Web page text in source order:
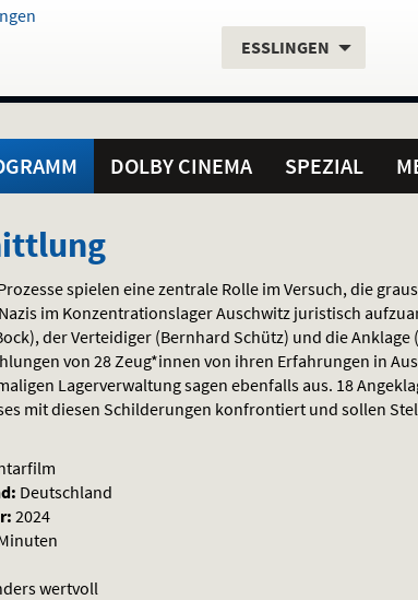
Aktueller
ESSLINGEN
DOLBY CINEMA SPEZIAL
spielen eine zentrale Rolle im Versuch, die
im Konzentrationslager Auschwitz juristisch
der Verteidiger (Bernhard Schütz) und die Anklage
von 28 Zeug*innen von ihren Erfahrungen in
Lagerverwaltung sagen ebenfalls aus. 18
mit diesen Schilderungen konfrontiert und sollen
Deutschland
2024
wertvoll